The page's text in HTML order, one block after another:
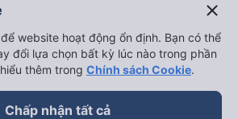
keyboard_arrow_down
close
website hoạt động ổn định. Bạn có thể
đổi lựa chọn bất kỳ lúc nào trong phần
thêm trong Chính sách Cookie.
Chấp nhận tất cả